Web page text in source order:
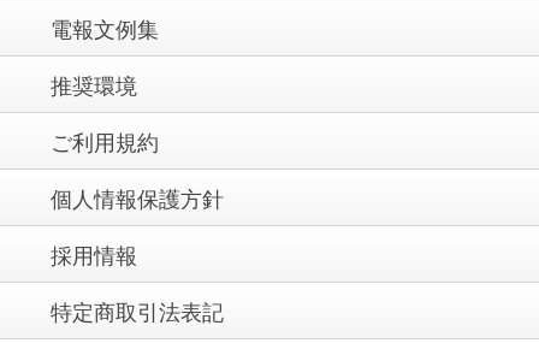
電報文例集
推奨環境
ご利用規約
個人情報保護方針
採用情報
特定商取引法表記